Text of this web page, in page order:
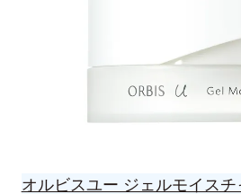
オルビスユー ジェルモイス